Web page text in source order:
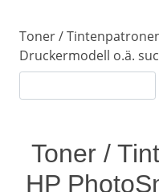
Toner /
Druckermodell o.ä.
Toner /
HP